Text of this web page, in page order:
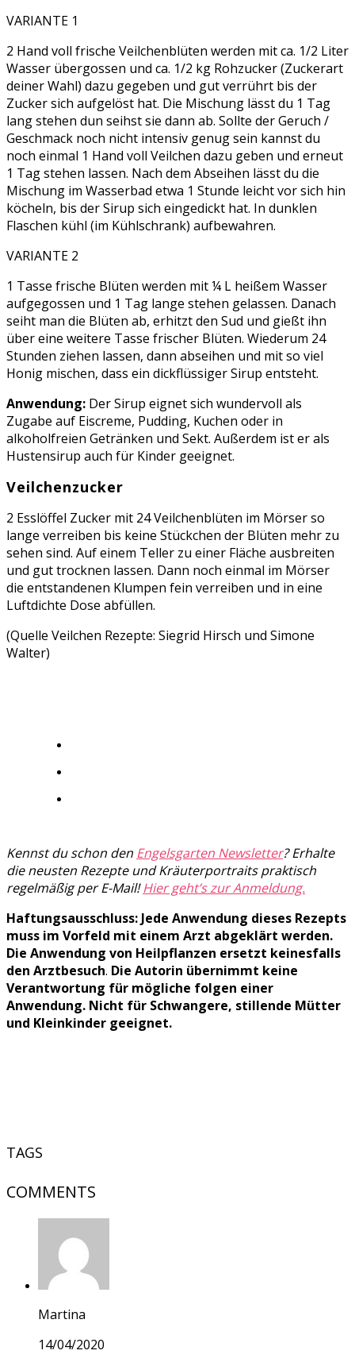
VARIANTE 1
2 Hand voll frische Veilchenblüten werden mit ca. 1/2 Liter
Wasser übergossen und ca. 1/2 kg Rohzucker (Zuckerart
deiner Wahl) dazu gegeben und gut verrührt bis der
Zucker sich aufgelöst hat. Die Mischung lässt du 1 Tag
lang stehen dun seihst sie dann ab. Sollte der Geruch /
Geschmack noch nicht intensiv genug sein kannst du
noch einmal 1 Hand voll Veilchen dazu geben und erneut
1 Tag stehen lassen. Nach dem Abseihen lässt du die
Mischung im Wasserbad etwa 1 Stunde leicht vor sich hin
köcheln, bis der Sirup sich eingedickt hat. In dunklen
Flaschen kühl (im Kühlschrank) aufbewahren.
VARIANTE 2
1 Tasse frische Blüten werden mit ¼ L heißem Wasser
aufgegossen und 1 Tag lange stehen gelassen. Danach
seiht man die Blüten ab, erhitzt den Sud und gießt ihn
über eine weitere Tasse frischer Blüten. Wiederum 24
Stunden ziehen lassen, dann abseihen und mit so viel
Honig mischen, dass ein dickflüssiger Sirup entsteht.
Anwendung: Der Sirup eignet sich wundervoll als
Zugabe auf Eiscreme, Pudding, Kuchen oder in
alkoholfreien Getränken und Sekt. Außerdem ist er als
Hustensirup auch für Kinder geeignet.
Veilchenzucker
2 Esslöffel Zucker mit 24 Veilchenblüten im Mörser so
lange verreiben bis keine Stückchen der Blüten mehr zu
sehen sind. Auf einem Teller zu einer Fläche ausbreiten
und gut trocknen lassen. Dann noch einmal im Mörser
die entstandenen Klumpen fein verreiben und in eine
Luftdichte Dose abfüllen.
(Quelle Veilchen Rezepte: Siegrid Hirsch und Simone
Walter)
Kennst du schon den Engelsgarten Newsletter? Erhalte
die neusten Rezepte und Kräuterportraits praktisch
regelmäßig per E-Mail!Hier geht’s zur Anmeldung.
Haftungsausschluss: Jede Anwendung dieses Rezepts
muss im Vorfeld mit einem Arzt abgeklärt werden.
Die Anwendung von Heilpflanzen ersetzt keinesfalls
den Arztbesuch. Die Autorin übernimmt keine
Verantwortung für mögliche folgen einer
Anwendung. Nicht für Schwangere, stillende Mütter
und Kleinkinder geeignet.
TAGS
COMMENTS
Martina
14/04/2020